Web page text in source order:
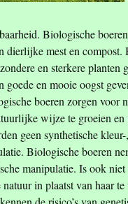
Biologische
dierlijke mest en
en sterkere
goede en mooie oogst
boeren zorgen voor
wijze te groeien en
geen synthetische
Biologische boeren
manipulatie. Is ook
in plaatst van haar